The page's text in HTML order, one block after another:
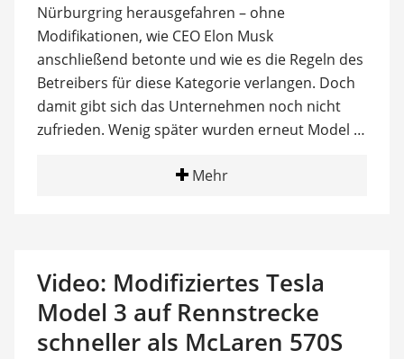
Nürburgring herausgefahren – ohne
Modifikationen, wie CEO Elon Musk
anschließend betonte und wie es die Regeln des
Betreibers für diese Kategorie verlangen. Doch
damit gibt sich das Unternehmen noch nicht
zufrieden. Wenig später wurden erneut Model …
Mehr
Video: Modifiziertes Tesla
Model 3 auf Rennstrecke
schneller als McLaren 570S